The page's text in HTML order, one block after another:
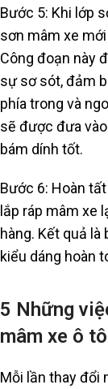
Bước 5: Khi lớp
sơn mâm xe
Công đoạn này
sự sơ sót, đảm
phía trong và
sẽ được đưa
bám dính tốt.
Bước 6: Hoàn
lắp ráp mâm xe
hàng. Kết quả
kiểu dáng hoàn
5 Những
mâm xe ô
Mỗi lần thay đổi